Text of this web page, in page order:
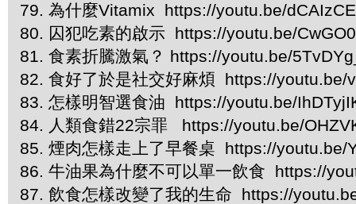
79. 為什麼Vitamix https://youtu.be/
80. 囚犯吃素的啟示 https://youtu.be/
81. 食素折騰激氣？ https://youtu.be/
82. 食好了於是社交好麻煩 https://youtu.be/
83. 怎樣明智選食油 https://youtu.be/
84. 人類食錯22宗罪 https://youtu.be/
85. 煙肉怎樣走上了早餐桌 https://youtu.be/
86. 牛油果為什麼不可以單一飲食 https://
87. 飲食怎樣改變了我的生命 https://